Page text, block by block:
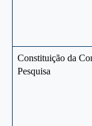
Constituição da
Pesquisa